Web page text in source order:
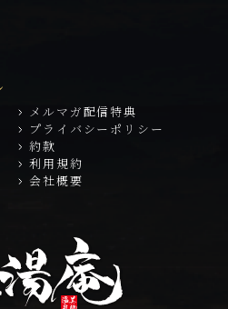
メルマガ配信特典
プライバシーポリシー
約款
利用規約
会社概要